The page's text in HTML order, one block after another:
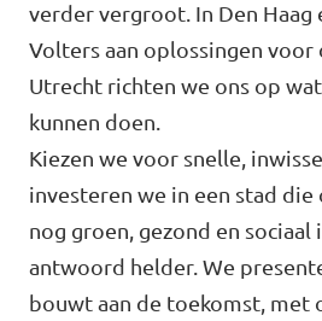
verder vergroot. In Den Haag
Volters aan oplossingen voor
Utrecht richten we ons op
kunnen doen.
Kiezen we voor snelle,
investeren we in een stad
nog groen, gezond en sociaal
antwoord helder. We
bouwt aan de toekomst, met